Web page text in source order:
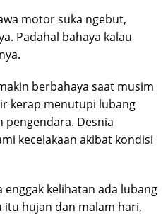
motor suka ngebut,
Padahal bahaya kalau
berbahaya saat musim
kerap menutupi lubang
Desnia
kecelakaan akibat kondisi
enggak kelihatan ada lubang
itu hujan dan malam hari,